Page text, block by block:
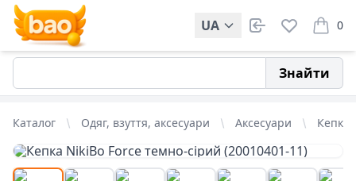
UA 0
items
Знайти
Каталог Одяг, взуття, аксесуари Аксесуари Кепки
-20%